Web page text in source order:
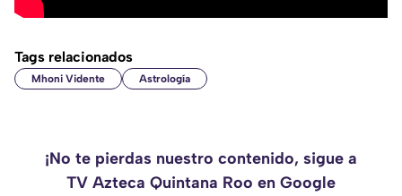
Tags relacionados
Mhoni Vidente Astrología
¡No te pierdas nuestro contenido, sigue a
TV Azteca Quintana Roo en Google